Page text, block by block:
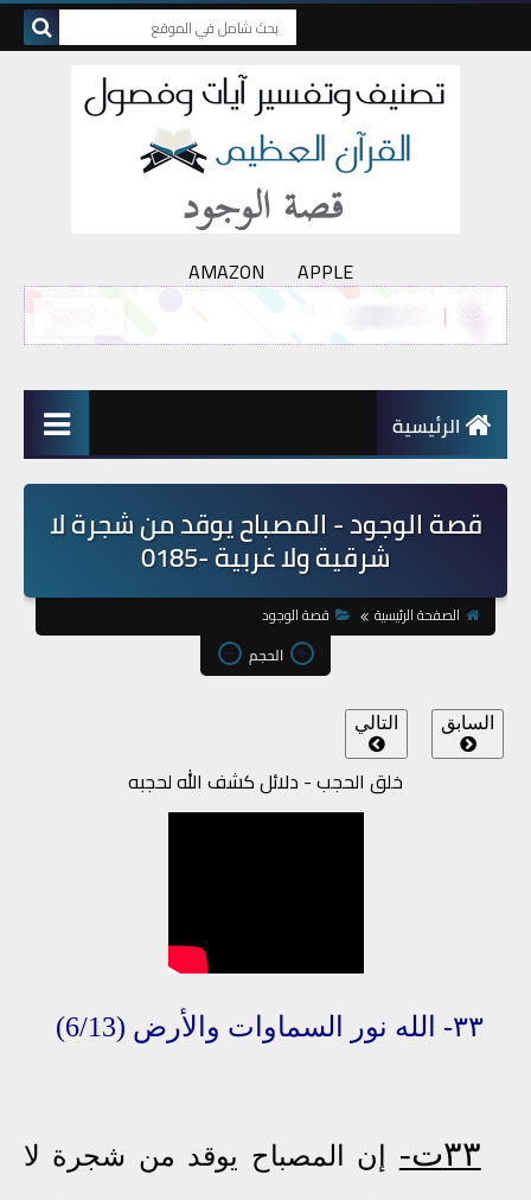
AMAZON APPLE
الرئيسية
قصة الوجود - المصباح يوقد من شجرة لا
شرقية ولا غربية -0185
الصفحة الرئيسية
قصة الوجود
الحجم
السابق التالي
خلق الحجب - دلائل كشف الله لحجبه
٣٣- الله نور السماوات والأرض (6/13)
٣٣ت-
إن المصباح يوقد من شجرة لا